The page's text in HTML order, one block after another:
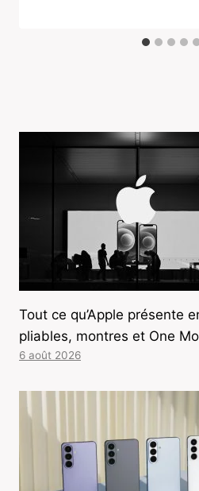
Tout ce qu’Apple présente
pliables, montres et One
6 août 2026